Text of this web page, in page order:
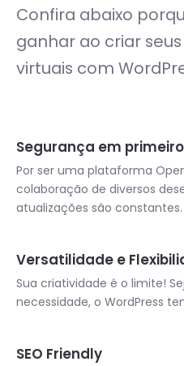
Confira abaixo
ganhar ao criar
virtuais com
Segurança em
Por ser uma plataforma
colaboração de diversos
atualizações são constantes.
Versatilidade e
Sua criatividade é o limite!
necessidade, o WordPress
SEO Friendly